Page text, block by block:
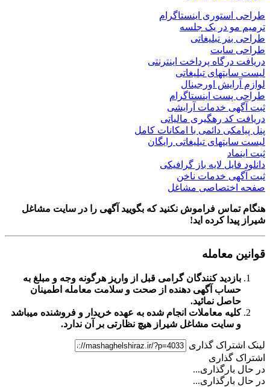
طراحی استوری اینستاگرام
ترمیم مو در یک جلسه
طراحی بنر تبلیغاتی
طراحی سایت
دریافت درگاه پرداخت اینترنتی
لیست سایتهای تبلیغاتی
لوازم آرایش اورجینال
طراحی پست اینستاگرام
ثبت آگهی خدمات آرایشی
دریافت کد رهگیری مالیاتی
پنل پیامکی دائمی با امکانات کامل
لیست سایتهای تبلیغاتی رایگان
ثبت اینماد
دانلود فایل لایه باز گرافیکی
ثبت آگهی خدمات ناخن
صفحه اختصاصی مشاغل
هنگام تماس فراموش نکنید که بگویید آگهی را در سایت مشاغل
شیراز پیدا کرده اید!
قوانین معامله
بازدید کنندگان گرامی قبل از واریز هرگونه وجه و مبلغ به
حساب آگهی دهنده از صحت و سلامت معامله اطمینان
حاصل نمائید.
کلیه معاملات انجام شده به عهده خریدار و فروشنده میباشد
و سایت مشاغل شیراز هیچ نظارتی بر آن ندارد.
لینک اشتراک گذاری
اشتراک گذاری
در حال بارگذاری...
در حال بارگذاری...